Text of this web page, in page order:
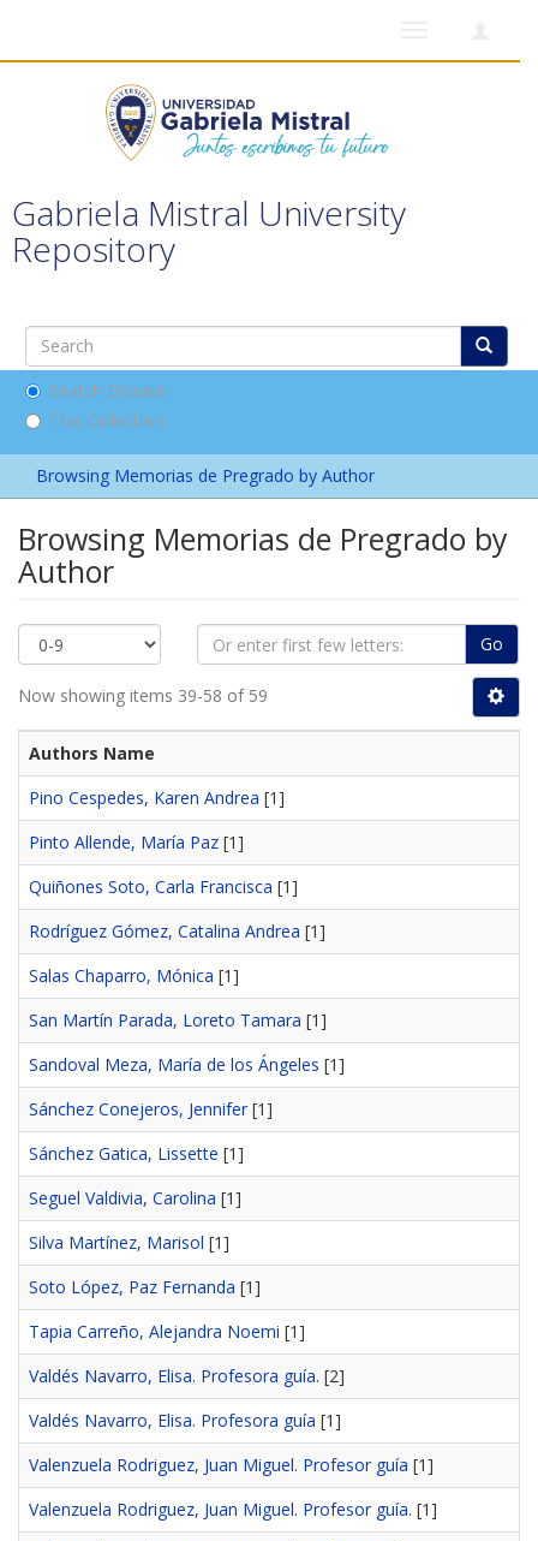
Gabriela Mistral University
Repository
Search DSpace
This Collection
Browsing Memorias de Pregrado by Author
Browsing Memorias de Pregrado by
Author
Go
Now showing items 39-58 of 59
Authors Name
Pino Cespedes, Karen Andrea [1]
Pinto Allende, María Paz [1]
Quiñones Soto, Carla Francisca [1]
Rodríguez Gómez, Catalina Andrea [1]
Salas Chaparro, Mónica [1]
San Martín Parada, Loreto Tamara [1]
Sandoval Meza, María de los Ángeles [1]
Sánchez Conejeros, Jennifer[1]
Sánchez Gatica, Lissette [1]
Seguel Valdivia, Carolina [1]
Silva Martínez, Marisol [1]
Soto López, Paz Fernanda [1]
Tapia Carreño, Alejandra Noemi [1]
Valdés Navarro, Elisa. Profesora guía. [2]
Valdés Navarro, Elisa. Profesora guía [1]
Valenzuela Rodriguez, Juan Miguel. Profesor guía [1]
Valenzuela Rodriguez, Juan Miguel. Profesor guía. [1]